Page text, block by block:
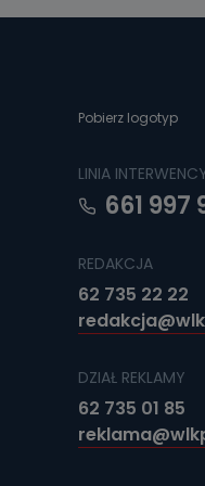
Pobierz logotyp
LINIA
661 997
REDAKCJA
62 735 22 22
DZIAŁ REKLAMY
62 735 01 85